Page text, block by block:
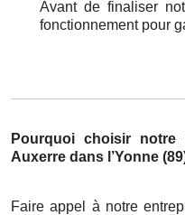
Avant de finaliser
fonctionnement pour
Pourquoi choisir notre
Auxerre dans l’Yonne
Faire appel à notre